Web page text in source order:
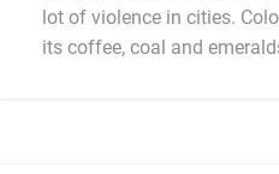
lot of violence in cities.
its coffee, coal and